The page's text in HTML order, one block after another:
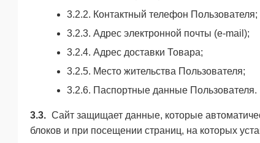
3.2.2. Контактный телефон Пользователя;
3.2.3. Адрес электронной почты (e-mail);
3.2.4. Адрес доставки Товара;
3.2.5. Место жительства Пользователя;
3.2.6. Паспортные данные Пользователя.
3.3. Сайт защищает данные, которые
блоков и при посещении страниц, на которых